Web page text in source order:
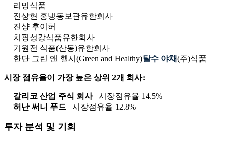
리밍식품
진샹현 홍냉동보관유한회사
진샹 후이허
치핑성강식품유한회사
기원전 식품(산동)유한회사
한단 그린 앤 헬시(Green and Healthy)탈수 야채(주)식품
시장 점유율이 가장 높은 상위 2개 회사:
갈리코 산업 주식 회사– 시장점유율 14.5%
허난 써니 푸드– 시장점유율 12.8%
투자 분석 및 기회